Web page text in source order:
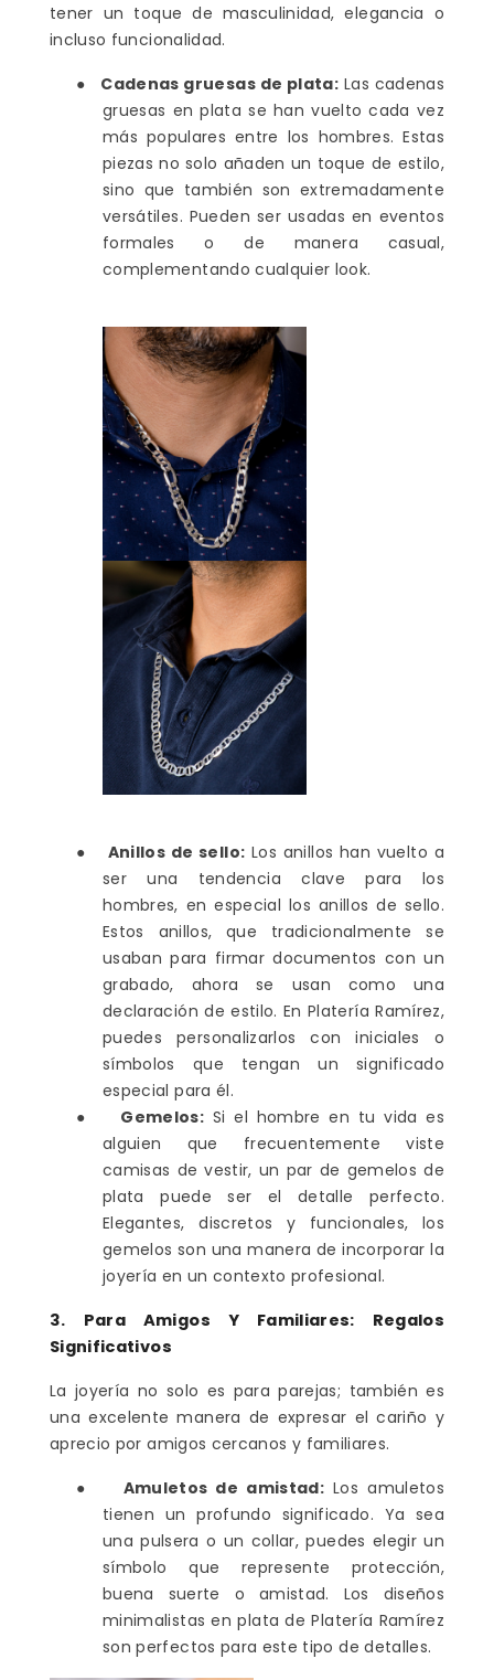
tener un toque de masculinidad, elegancia o
incluso funcionalidad.
●
Cadenas gruesas de plata: Las cadenas
gruesas en plata se han vuelto cada vez
más populares entre los hombres. Estas
piezas no solo añaden un toque de estilo,
sino que también son extremadamente
versátiles. Pueden ser usadas en eventos
formales o de manera casual,
complementando cualquier look.
● Anillos de sello: Los anillos han vuelto a
ser una tendencia clave para los
hombres, en especial los anillos de sello.
Estos anillos, que tradicionalmente se
usaban para firmar documentos con un
grabado, ahora se usan como una
declaración de estilo. En Platería Ramírez,
puedes personalizarlos con iniciales o
símbolos que tengan un significado
especial para él.
●
Gemelos: Si el hombre en tu vida es
alguien que frecuentemente viste
camisas de vestir, un par de gemelos de
plata puede ser el detalle perfecto.
Elegantes, discretos y funcionales, los
gemelos son una manera de incorporar la
joyería en un contexto profesional.
3. Para Amigos Y Familiares: Regalos
Significativos
La joyería no solo es para parejas; también es
una excelente manera de expresar el cariño y
aprecio por amigos cercanos y familiares.
●
Amuletos de amistad:Los amuletos
tienen un profundo significado. Ya sea
una pulsera o un collar, puedes elegir un
símbolo que represente protección,
buena suerte o amistad. Los diseños
minimalistas en plata de Platería Ramírez
son perfectos para este tipo de detalles.